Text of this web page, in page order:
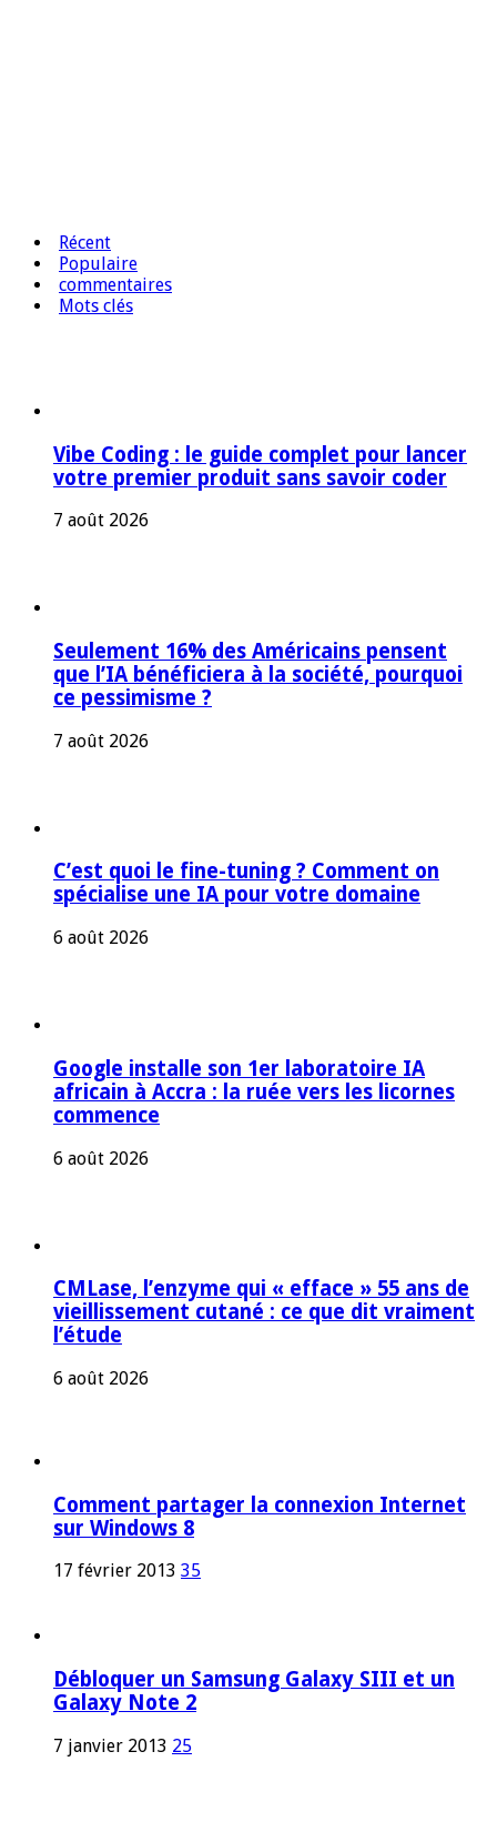
Récent
Populaire
commentaires
Mots clés
Vibe Coding : le guide complet pour lancer
votre premier produit sans savoir coder
7 août 2026
Seulement 16% des Américains pensent
que l’IA bénéficiera à la société, pourquoi
ce pessimisme ?
7 août 2026
C’est quoi le fine-tuning ? Comment on
spécialise une IA pour votre domaine
6 août 2026
Google installe son 1er laboratoire IA
africain à Accra : la ruée vers les licornes
commence
6 août 2026
CMLase, l’enzyme qui « efface » 55 ans de
vieillissement cutané : ce que dit vraiment
l’étude
6 août 2026
Comment partager la connexion Internet
sur Windows 8
17 février 2013 35
Débloquer un Samsung Galaxy SIII et un
Galaxy Note 2
7 janvier 2013 25